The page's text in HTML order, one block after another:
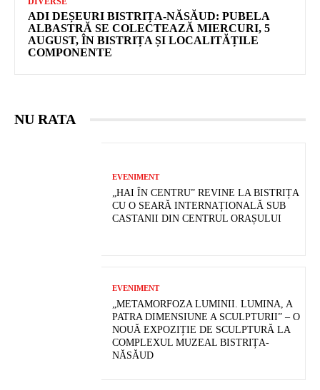
ADI DEȘEURI BISTRIȚA-NĂSĂUD: PUBELA
ALBASTRĂ SE COLECTEAZĂ MIERCURI, 5
AUGUST, ÎN BISTRIȚA ȘI LOCALITĂȚILE
COMPONENTE
NU RATA
EVENIMENT
„HAI ÎN CENTRU” REVINE LA BISTRIȚA
CU O SEARĂ INTERNAȚIONALĂ SUB
CASTANII DIN CENTRUL ORAȘULUI
EVENIMENT
„METAMORFOZA LUMINII. LUMINA, A
PATRA DIMENSIUNE A SCULPTURII” – O
NOUĂ EXPOZIȚIE DE SCULPTURĂ LA
COMPLEXUL MUZEAL BISTRIȚA-
NĂSĂUD